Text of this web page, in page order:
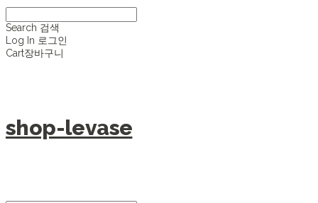
Search 검색
Log In 로그인
Cart장바구니
shop-levase